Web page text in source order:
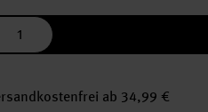
ab 34,99 €